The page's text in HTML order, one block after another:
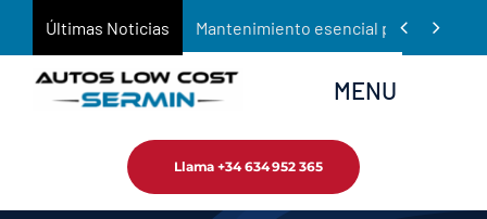
contenido
Últimas Noticias Mantenimiento esencial para
 
MENU
Llama +34 634 952 365